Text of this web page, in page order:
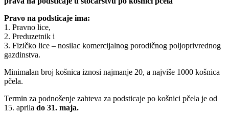
Pravo na podsticaje ima:
1. Pravno lice,
2. Preduzetnik i
3. Fizičko lice – nosilac komercijalnog porodičnog poljoprivrednog
gazdinstva.
Minimalan broj košnica iznosi najmanje 20, a najviše 1000 košnica
pčela.
Termin za podnošenje zahteva za podsticaje po košnici pčela je od
15. aprila do 31. maja.